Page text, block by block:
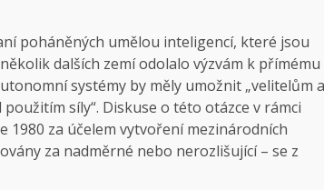
poháněných umělou inteligencí, které jsou
dalších zemí odolalo výzvám k přímému
systémy by měly umožnit „velitelům a
síly“. Diskuse o této otázce v rámci
1980 za účelem vytvoření mezinárodních
za nadměrné nebo nerozlišující – se z